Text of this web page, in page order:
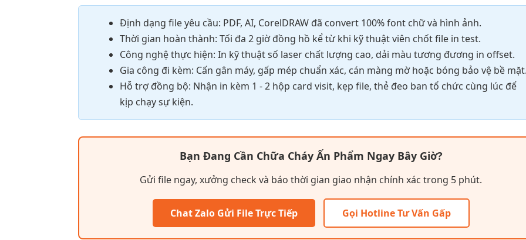
Định dạng file yêu cầu: PDF, AI, CorelDRAW đã convert 100% font chữ và hình ảnh.
Thời gian hoàn thành: Tối đa 2 giờ đồng hồ kể từ khi kỹ thuật viên chốt file in test.
Công nghệ thực hiện: In kỹ thuật số laser chất lượng cao, dải màu tương đương in offset.
Gia công đi kèm: Cấn gân máy, gấp mép chuẩn xác, cán màng mờ hoặc bóng bảo vệ bề mặt.
Hỗ trợ đồng bộ: Nhận in kèm 1 - 2 hộp card visit, kẹp file, thẻ đeo ban tổ chức cùng lúc để
kịp chạy sự kiện.
Bạn Đang Cần Chữa Cháy Ấn Phẩm Ngay Bây Giờ?
Gửi file ngay, xưởng check và báo thời gian giao nhận chính xác trong 5 phút.
Chat Zalo Gửi File Trực Tiếp Gọi Hotline Tư Vấn Gấp